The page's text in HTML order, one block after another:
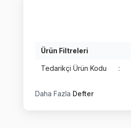
Ürün Filtreleri
Tedarikçi Ürün Kodu :
Daha Fazla Defter